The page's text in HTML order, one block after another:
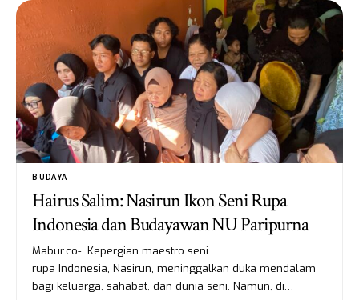
BUDAYA
Hairus Salim: Nasirun Ikon Seni Rupa
Indonesia dan Budayawan NU Paripurna
Mabur.co- Kepergian maestro seni
rupa Indonesia, Nasirun, meninggalkan duka mendalam
bagi keluarga, sahabat, dan dunia seni. Namun, di…